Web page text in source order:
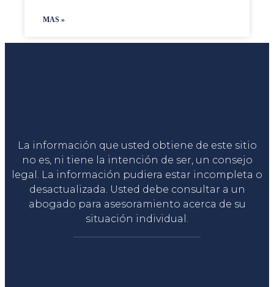
MAS »
La información que usted obtiene de este sitio
no es, ni tiene la intención de ser, un consejo
legal. La información pudiera estar incompleta o
desactualizada. Usted debe consultar a un
abogado para asesoramiento acerca de su
situación individual.